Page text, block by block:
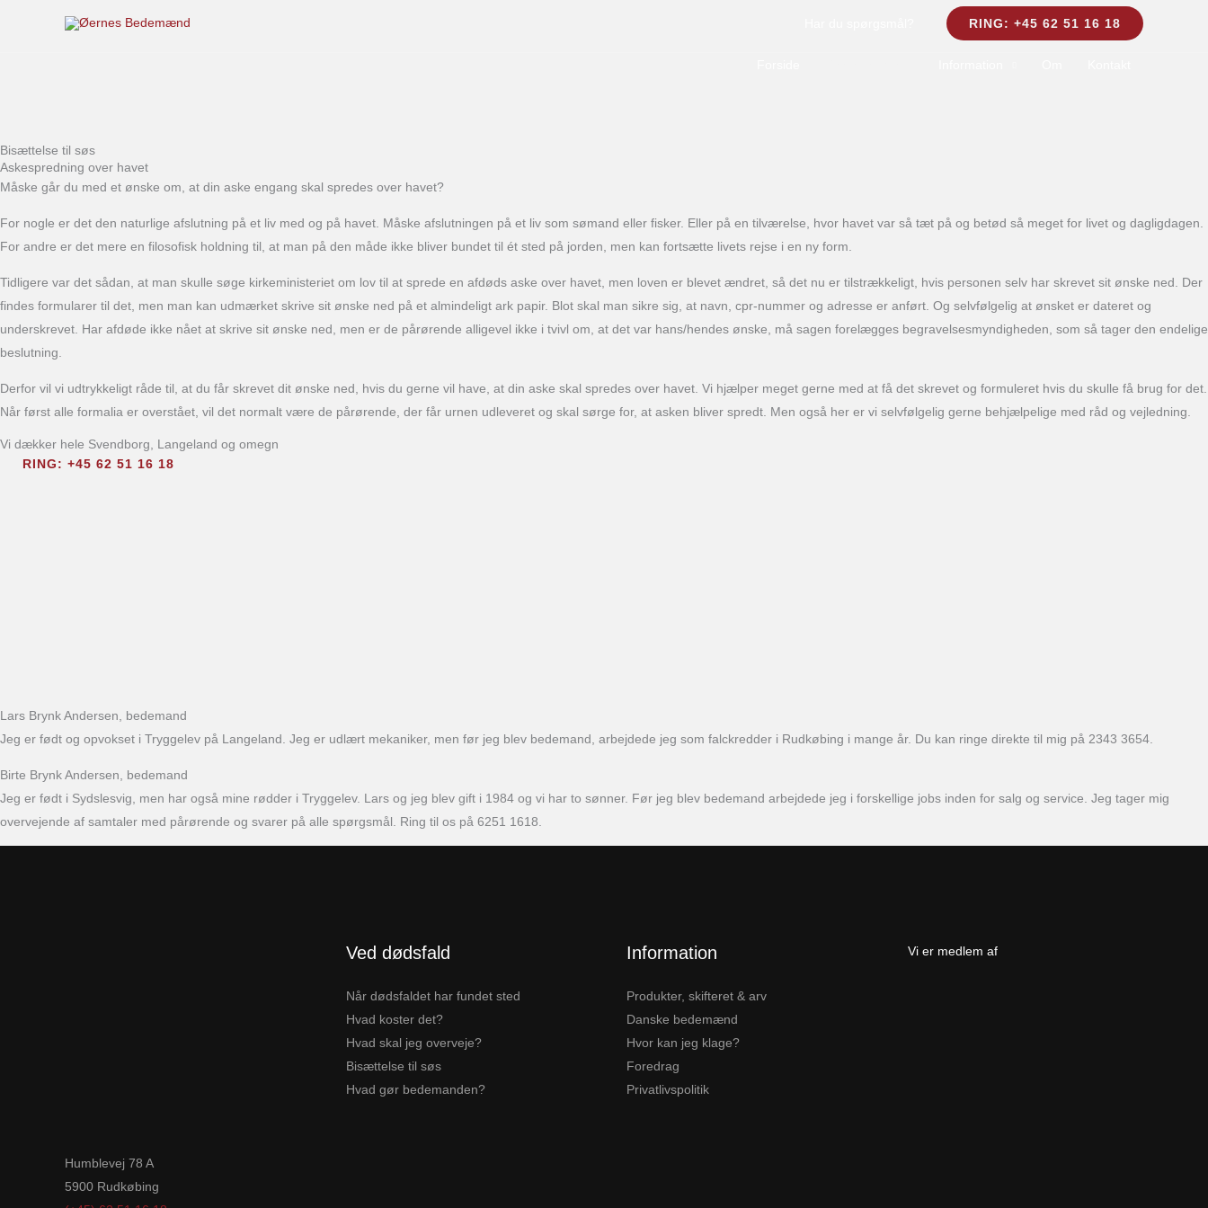
RING: +45 62 51 16 18
Bisættelse til søs
Askespredning over havet
Måske går du med et ønske om, at din aske engang skal spredes over havet?
For nogle er det den naturlige afslutning på et liv med og på havet. Måske afslutningen på et liv som sømand eller fisker. Eller på en tilværelse, hvor havet var så tæt på og betød så meget for livet og dagligdagen.
For andre er det mere en filosofisk holdning til, at man på den måde ikke bliver bundet til ét sted på jorden, men kan fortsætte livets rejse i en ny form.
Tidligere var det sådan, at man skulle søge kirkeministeriet om lov til at sprede en afdøds aske over havet, men loven er blevet ændret, så det nu er tilstrækkeligt, hvis personen selv har skrevet sit ønske ned. Der
findes formularer til det, men man kan udmærket skrive sit ønske ned på et almindeligt ark papir. Blot skal man sikre sig, at navn, cpr-nummer og adresse er anført. Og selvfølgelig at ønsket er dateret og
underskrevet. Har afdøde ikke nået at skrive sit ønske ned, men er de pårørende alligevel ikke i tvivl om, at det var hans/hendes ønske, må sagen forelægges begravelsesmyndigheden, som så tager den endelige
beslutning.
Derfor vil vi udtrykkeligt råde til, at du får skrevet dit ønske ned, hvis du gerne vil have, at din aske skal spredes over havet. Vi hjælper meget gerne med at få det skrevet og formuleret hvis du skulle få brug for det.
Når først alle formalia er overstået, vil det normalt være de pårørende, der får urnen udleveret og skal sørge for, at asken bliver spredt. Men også her er vi selvfølgelig gerne behjælpelige med råd og vejledning.
Vi dækker hele Svendborg, Langeland og omegn
RING: +45 62 51 16 18
Lars Brynk Andersen, bedemand
Jeg er født og opvokset i Tryggelev på Langeland. Jeg er udlært mekaniker, men før jeg blev bedemand, arbejdede jeg som falckredder i Rudkøbing i mange år. Du kan ringe direkte til mig på 2343 3654.
Birte Brynk Andersen, bedemand
Jeg er født i Sydslesvig, men har også mine rødder i Tryggelev. Lars og jeg blev gift i 1984 og vi har to sønner. Før jeg blev bedemand arbejdede jeg i forskellige jobs inden for salg og service. Jeg tager mig
overvejende af samtaler med pårørende og svarer på alle spørgsmål. Ring til os på 6251 1618.
Humblevej 78 A
5900 Rudkøbing
Ved dødsfald
Når dødsfaldet har fundet sted
Hvad koster det?
Hvad skal jeg overveje?
Bisættelse til søs
Hvad gør bedemanden?
Information
Produkter, skifteret & arv
Danske bedemænd
Hvor kan jeg klage?
Foredrag
Privatlivspolitik
Vi er medlem af